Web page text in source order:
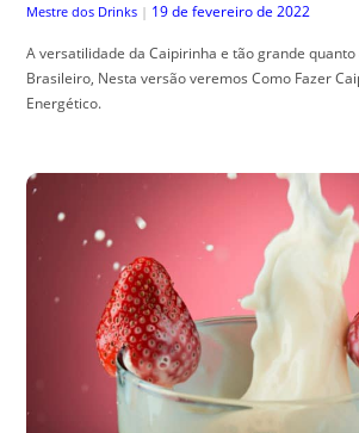
Mestre dos Drinks | 19 de fevereiro de 2022
A versatilidade da Caipirinha e tão grande
Brasileiro, Nesta versão veremos Como Fazer
Energético.